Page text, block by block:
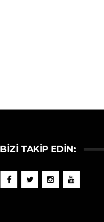
BIZI TAKIP EDIN: